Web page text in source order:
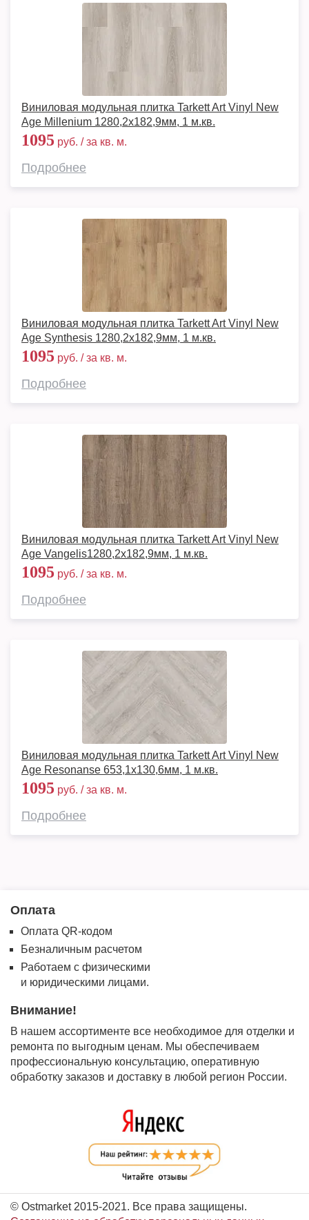
Виниловая модульная плитка Tarkett Art Vinyl New
Age Millenium 1280,2х182,9мм, 1 м.кв.
1095 руб. / за кв. м.
Подробнее
Виниловая модульная плитка Tarkett Art Vinyl New
Age Synthesis 1280,2х182,9мм, 1 м.кв.
1095 руб. / за кв. м.
Подробнее
Виниловая модульная плитка Tarkett Art Vinyl New
Age Vangelis1280,2х182,9мм, 1 м.кв.
1095 руб. / за кв. м.
Подробнее
Виниловая модульная плитка Tarkett Art Vinyl New
Age Resonanse 653,1х130,6мм, 1 м.кв.
1095 руб. / за кв. м.
Подробнее
Оплата
Оплата QR-кодом
Безналичным расчетом
Работаем с физическими
и юридическими лицами.
Внимание!
В нашем ассортименте все необходимое для отделки и
ремонта по выгодным ценам. Мы обеспечиваем
профессиональную консультацию, оперативную
обработку заказов и доставку в любой регион России.
© Ostmarket 2015-2021. Все права защищены.